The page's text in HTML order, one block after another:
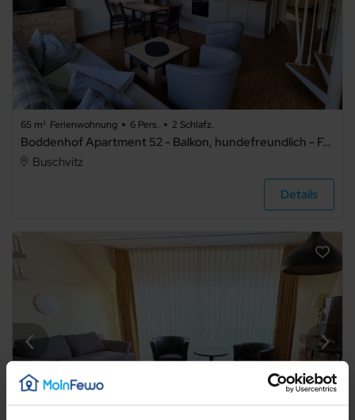
65 m² Ferienwohnung 6 Pers. 2 Schlafz.
Boddenhof Apartment 52 - Balkon, hundefreundlich - Ferienwohnung 52 – Idyllisches Apartment für 5 mit zwei Schlafbereichen & WLAN
Buschvitz
Details